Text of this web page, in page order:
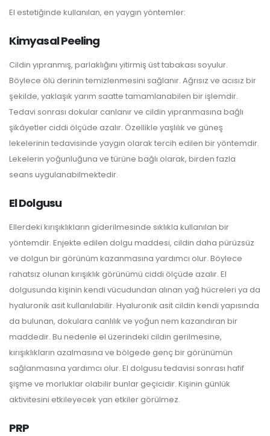
El estetiğinde kullanılan, en yaygın yöntemler:
Kimyasal Peeling
Cildin yıpranmış, parlaklığını yitirmiş üst tabakası soyulur.
Böylece ölü derinin temizlenmesini sağlanır. Ağrısız ve acısız bir
şekilde, yaklaşık yarım saatte tamamlanabilen bir işlemdir.
Tedavi sonrası dokular canlanır ve cildin yıpranmasına bağlı
şikâyetler ciddi ölçüde azalır. Özellikle yaşlılık ve güneş
lekelerinin tedavisinde yaygın olarak tercih edilen bir yöntemdir.
Lekelerin yoğunluğuna ve türüne bağlı olarak, birden fazla
seans uygulanabilmektedir.
El Dolgusu
Ellerdeki kırışıklıkların giderilmesinde sıklıkla kullanılan bir
yöntemdir. Enjekte edilen dolgu maddesi, cildin daha pürüzsüz
ve dolgun bir görünüm kazanmasına yardımcı olur. Böylece
rahatsız olunan kırışıklık görünümü ciddi ölçüde azalır. El
dolgusunda kişinin kendi vücudundan alınan yağ hücreleri ya da
hyaluronik asit kullanılabilir. Hyaluronik asit cildin kendi yapısında
da bulunan, dokulara canlılık ve yoğun nem kazandıran bir
maddedir. Bu nedenle el üzerindeki cildin gerilmesine,
kırışıklıkların azalmasına ve bölgede genç bir görünümün
sağlanmasına yardımcı olur. El dolgusu tedavisi sonrası hafif
şişme ve morluklar olabilir bunlar geçicidir. Kişinin günlük
aktivitesini etkileyecek yan etkiler görülmez.
PRP